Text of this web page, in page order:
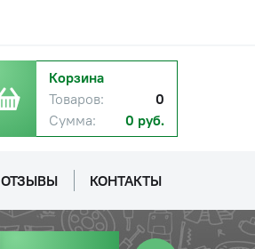
Корзина
Товаров:
0
Сумма:
0 руб.
ОТЗЫВЫ КОНТАКТЫ